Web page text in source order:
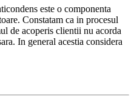
este o componenta
Constatam ca in procesul
de acoperis clientii nu acorda
In general acestia considera